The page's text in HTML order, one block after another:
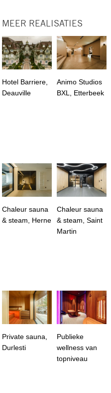
MEER REALISATIES
Hotel Barriere,
Deauville
Animo Studios
BXL, Etterbeek
Chaleur sauna
& steam, Herne
Chaleur sauna
& steam, Saint
Martin
Private sauna,
Durlesti
Publieke
wellness van
topniveau